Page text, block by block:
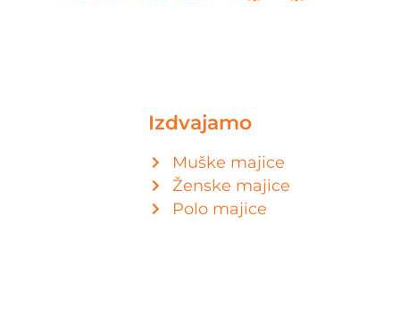
Izdvajamo
Muške majice
Ženske majice
Polo majice